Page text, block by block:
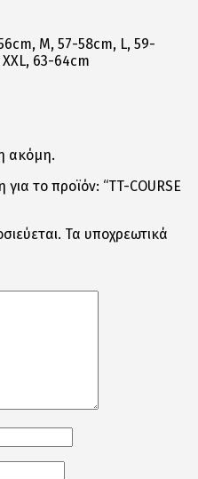
M, 57-58cm, L, 59-
63-64cm
ακόμη.
το προϊόν: “TT-COURSE
Τα υποχρεωτικά